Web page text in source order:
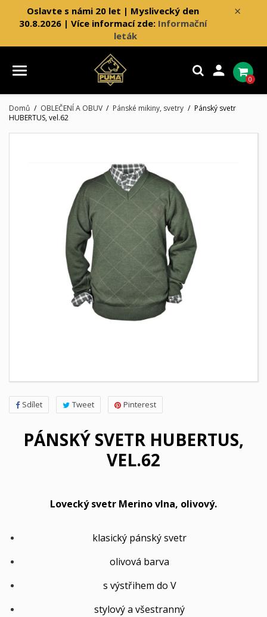
×
Oslavte s námi 20 let | Myslivecký den
30.8.2026 | Více informací zde: Informační
leták

0
Domů OBLEČENÍ A OBUV Pánské mikiny, svetry
Pánský svetr
HUBERTUS, vel.62
Sdílet Tweet Pinterest
PÁNSKÝ SVETR HUBERTUS,
VEL.62
Lovecký svetr Merino vlna, olivový.
klasický pánský svetr
olivová barva
s výstřihem do V
stylový a všestranný